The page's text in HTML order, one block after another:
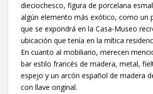
dieciochesco, figura de porcelana
algún elemento más exótico, como un
que se expondrá en la Casa-Museo
ubicación que tenía en la mítica
En cuanto al mobiliario, merecen
bar estilo francés de madera, metal,
espejo y un arcón español de madera
con llave original.